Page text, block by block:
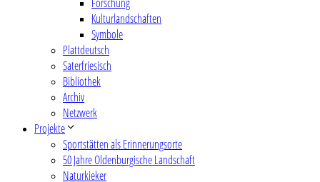
Kulturlandschaften
Symbole
Plattdeutsch
Saterfriesisch
Bibliothek
Archiv
Netzwerk
Projekte
Sportstätten als Erinnerungsorte
50 Jahre Oldenburgische Landschaft
Naturkieker